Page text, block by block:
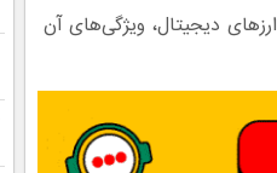
دیجیتال، ویژگی‌های آن